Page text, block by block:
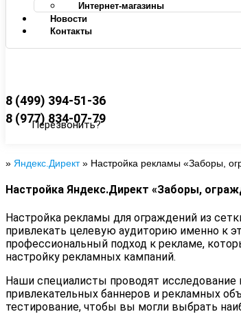
Интернет-магазины
Новости
Контакты
8 (499) 394-51-36
8 (977) 834-07-79
Перезвонить?
» Яндекс.Директ» Настройка рекламы «Заборы,
Настройка Яндекс.Директ «Заборы,
Настройка рекламы для ограждений из
привлекать целевую аудиторию именно к
профессиональный подход к рекламе,
настройку рекламных кампаний.
Наши специалисты проводят исследование
привлекательных баннеров и рекламных
тестирование, чтобы вы могли выбрать